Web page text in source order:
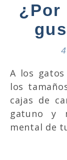
¿Por
A los gatos les gustan las cajas. De todos
los
cajas de
gatuno y
mental de